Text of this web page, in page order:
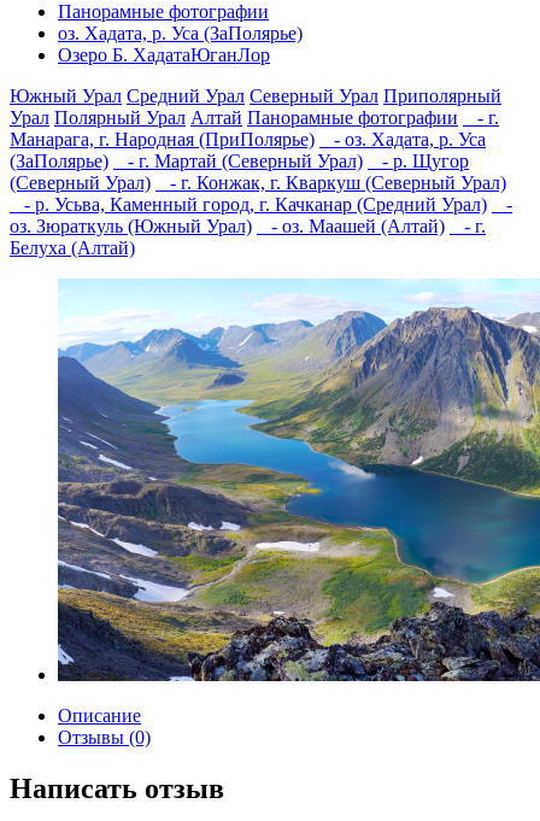
Панорамные фотографии
оз. Хадата, р. Уса (ЗаПолярье)
Озеро Б. ХадатаЮганЛор
Южный Урал Средний Урал Северный Урал Приполярный
Урал Полярный Урал Алтай Панорамные фотографии
- г.
Манарага, г. Народная (ПриПолярье)
- оз. Хадата, р. Уса
(ЗаПолярье)
- г. Мартай (Северный Урал)
- р. Щугор
(Северный Урал)
- г. Конжак, г. Кваркуш (Северный Урал)
- р. Усьва, Каменный город, г. Качканар (Средний Урал)
-
оз. Зюраткуль (Южный Урал)
- оз. Маашей (Алтай)
- г.
Белуха (Алтай)
Описание
Отзывы (0)
Написать отзыв